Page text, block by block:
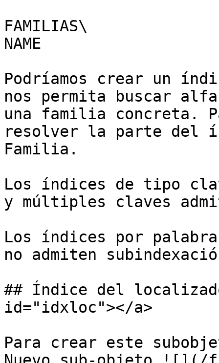
FAMILIAS\
NAME
Podríamos crear un
nos permita buscar
una familia concreta.
resolver la parte del
Familia.
Los índices de tipo
y múltiples claves
Los índices por
no admiten
## Índice del
id="idxloc"></a>
Para crear este